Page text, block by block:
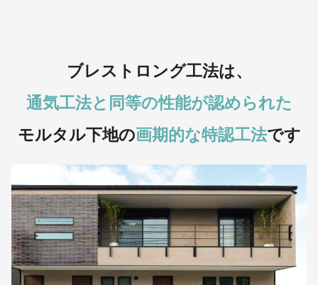
ブレストロング工法は、
通気工法と同等の性能が認められた
モルタル下地の画期的な特認工法です